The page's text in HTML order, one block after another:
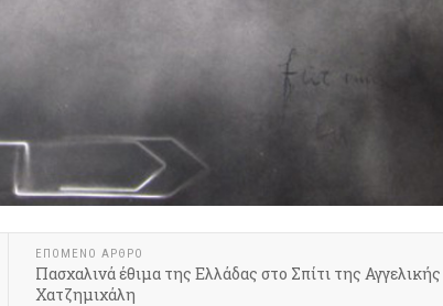
ΕΠΌΜΕΝΟ ΆΡΘΡΟ
Πασχαλινά έθιμα της Ελλάδας στο Σπίτι της Αγγελικής
Χατζημιχάλη